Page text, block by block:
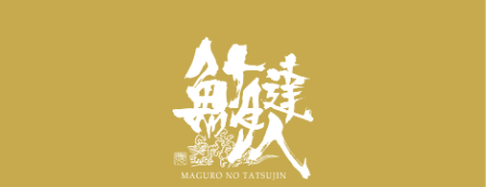
～4月頃）は、職人やマグロの仕入れ、
会場の調整が集中するため、お早めの
ご連絡が必須となります。